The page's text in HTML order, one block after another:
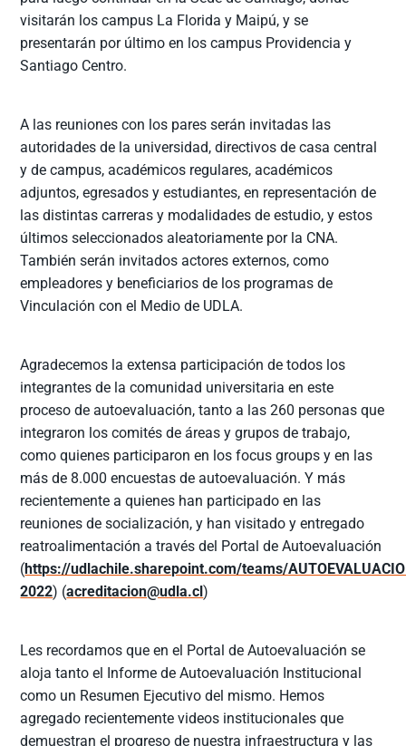
visitarán los campus La Florida y Maipú, y se
presentarán por último en los campus Providencia y
Santiago Centro.
A las reuniones con los pares serán invitadas las
autoridades de la universidad, directivos de casa central
y de campus, académicos regulares, académicos
adjuntos, egresados y estudiantes, en representación de
las distintas carreras y modalidades de estudio, y estos
últimos seleccionados aleatoriamente por la CNA.
También serán invitados actores externos, como
empleadores y beneficiarios de los programas de
Vinculación con el Medio de UDLA.
Agradecemos la extensa participación de todos los
integrantes de la comunidad universitaria en este
proceso de autoevaluación, tanto a las 260 personas que
integraron los comités de áreas y grupos de trabajo,
como quienes participaron en los focus groups y en las
más de 8.000 encuestas de autoevaluación. Y más
recientemente a quienes han participado en las
reuniones de socialización, y han visitado y entregado
reatroalimentación a través del Portal de Autoevaluación
(https://udlachile.sharepoint.com/teams/
2022) (acreditacion@udla.cl)
Les recordamos que en el Portal de Autoevaluación se
aloja tanto el Informe de Autoevaluación Institucional
como un Resumen Ejecutivo del mismo. Hemos
agregado recientemente videos institucionales que
demuestran el progreso de nuestra infraestructura y las